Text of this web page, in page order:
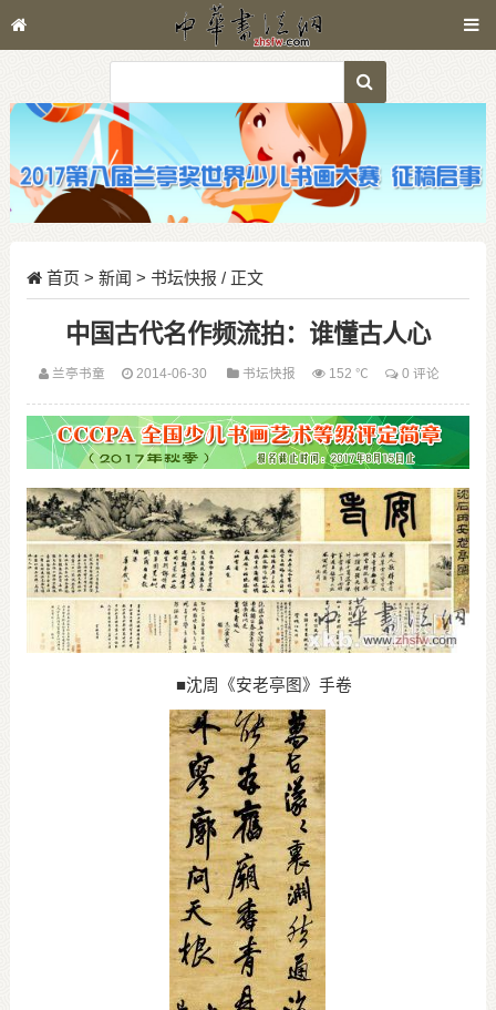
首页 > 新闻 > 书坛快报 / 正文
中国古代名作频流拍：谁懂古人心
兰亭书童 2014-06-30 书坛快报 152 ℃ 0 评论
■沈周《安老亭图》手卷